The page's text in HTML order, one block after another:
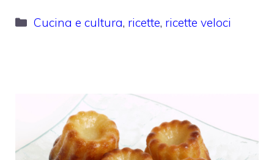
Categorie
Cucina e cultura, ricette, ricette veloci